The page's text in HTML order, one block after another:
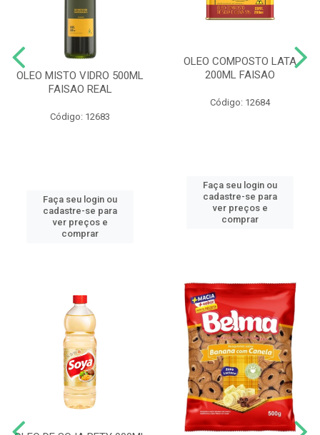
OLEO MISTO VIDRO 500ML
FAISAO REAL
Código: 12683
Faça seu login ou
cadastre-se para
ver preços e
comprar
OLEO COMPOSTO LATA
200ML FAISAO
Código: 12684
Faça seu login ou
cadastre-se para
ver preços e
comprar